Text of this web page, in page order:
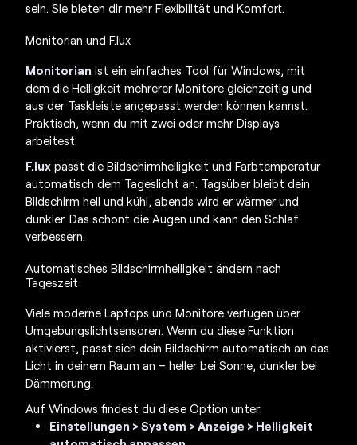
sein. Sie bieten dir mehr Flexibilität und Komfort.
Monitorian und F.lux
Monitorian ist ein einfaches Tool für Windows, mit
dem die Helligkeit mehrerer Monitore gleichzeitig und
aus der Taskleiste angepasst werden können kannst.
Praktisch, wenn du mit zwei oder mehr Displays
arbeitest.
F.lux passt die Bildschirmhelligkeit und Farbtemperatur
automatisch dem Tageslicht an. Tagsüber bleibt dein
Bildschirm hell und kühl, abends wird er wärmer und
dunkler. Das schont die Augen und kann den Schlaf
verbessern.
Automatisches Bildschirmhelligkeit ändern nach
Tageszeit
Viele moderne Laptops und Monitore verfügen über
Umgebungslichtsensoren. Wenn du diese Funktion
aktivierst, passt sich dein Bildschirm automatisch an das
Licht in deinem Raum an – heller bei Sonne, dunkler bei
Dämmerung.
Auf Windows findest du diese Option unter:
Einstellungen > System > Anzeige > Helligkeit